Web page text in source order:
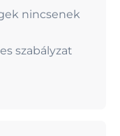
nincsenek
szabályzat